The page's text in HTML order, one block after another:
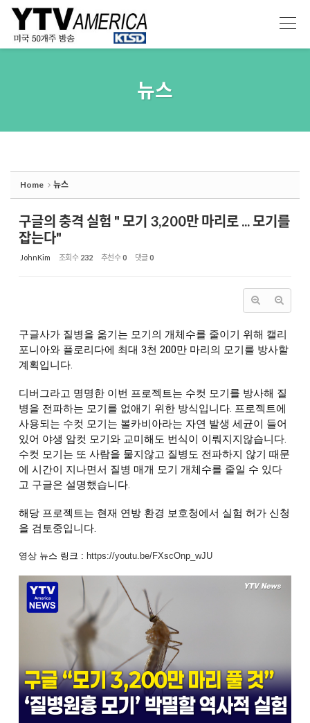
뉴스
Home 뉴스
구글의 충격 실험 " 모기 3,200만 마리로 ... 모기를
잡는다"
JohnKim 조회 수 232 추천 수0 댓글0
구글사가 질병을 옮기는 모기의 개체수를 줄이기 위해 캘리
포니아와 플로리다에 최대 3천 200만 마리의 모기를 방사할
계획입니다.
디버그라고 명명한 이번 프로젝트는 수컷 모기를 방사해 질
병을 전파하는 모기를 없애기 위한 방식입니다. 프로젝트에
사용되는 수컷 모기는 볼카비아라는 자연 발생 세균이 들어
있어 야생 암컷 모기와 교미해도 번식이 이뤄지지않습니다.
수컷 모기는 또 사람을 물지않고 질병도 전파하지 않기 때문
에 시간이 지나면서 질병 매개 모기 개체수를 줄일 수 있다
고 구글은 설명했습니다.
해당 프로젝트는 현재 연방 환경 보호청에서 실험 허가 신청
을 검토중입니다.
영상 뉴스 링크 : https://youtu.be/FXscOnp_wJU